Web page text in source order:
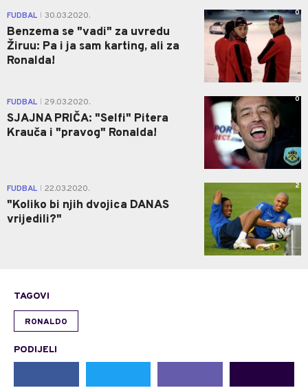
FUDBAL 30.03.2020.
Benzema se "vadi" za uvredu
Žiruu: Pa i ja sam karting, ali za
Ronalda!
0
FUDBAL 29.03.2020.
SJAJNA PRIČA: "Selfi" Pitera
Krauča i "pravog" Ronalda!
0
FUDBAL 22.03.2020.
"Koliko bi njih dvojica DANAS
vrijedili?"
2
TAGOVI
RONALDO
PODIJELI